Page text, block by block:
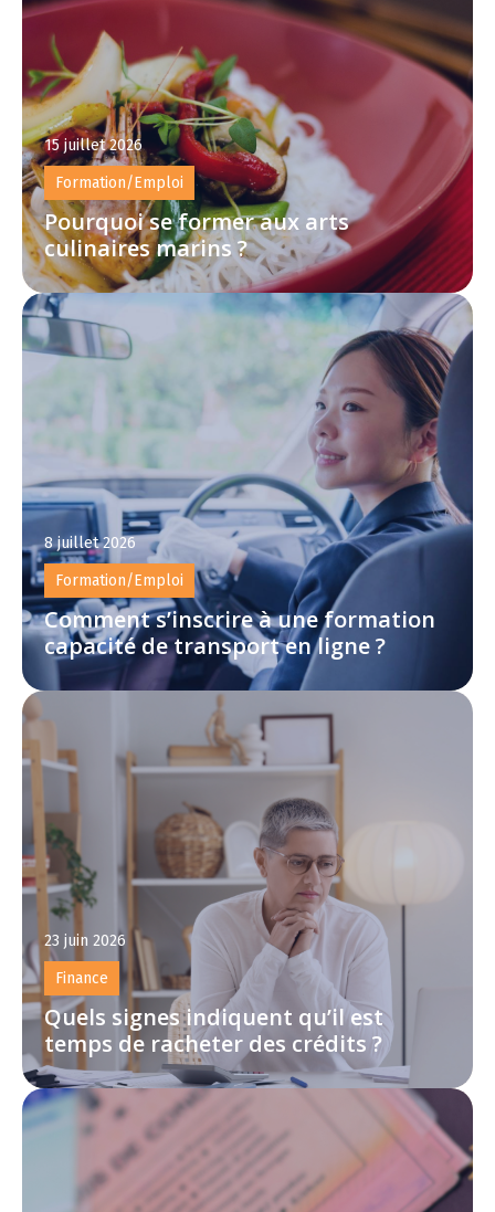
15 juillet 2026
Formation/Emploi
Pourquoi se former aux arts
culinaires marins ?
8 juillet 2026
Formation/Emploi
Comment s’inscrire à une formation
capacité de transport en ligne ?
23 juin 2026
Finance
Quels signes indiquent qu’il est
temps de racheter des crédits ?